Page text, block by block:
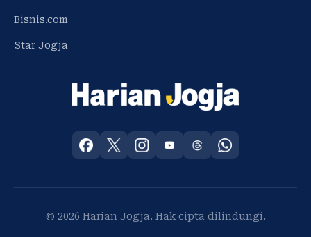
Bisnis.com
Star Jogja
© 2026 Harian Jogja. Hak cipta dilindungi.